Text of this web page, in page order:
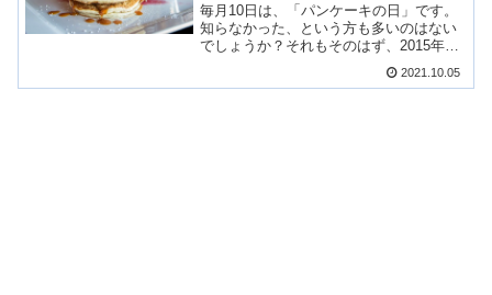
毎月10日は、「パンケーキの日」です。
知らなかった、という方も多いのはない
でしょうか？それもそのはず、2015年に
回は、パンケーキの日にちなんで、いろ
2021.10.05